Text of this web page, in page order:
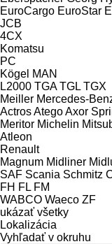
EuroCargo EuroStar
JCB
4CX
Komatsu
PC
Kögel MAN
L2000 TGA TGL TGX
Meiller Mercedes-
ActrosAtegoAxor
Meritor Michelin
Atleon
Renault
Magnum Midliner
SAF Scania Schmitz
FH FL FM
WABCO Waeco ZF
ukázať všetky
Lokalizácia
Vyhľadať v okruhu